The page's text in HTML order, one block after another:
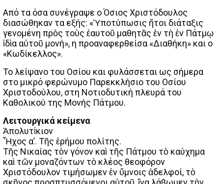
Από τα όσα συνέγραψε ο Όσιος Χριστόδουλος
διασώθηκαν τα εξής: «Ὑποτύπωσις ἤτοι διάταξις
γενομένη πρὸς τοὺς ἐαυτοῦ μαθητᾶς ἐν τὴ ἐν Πάτμῳ
ἰδὶα αὐτοῦ μονή», η προαναφερθείσα «Διαθήκη» και ο
«Κωδίκελλος».
Το λείψανο του Οσίου και φυλάσσεται ως σήμερα
στο μικρό φερώνυμο Παρεκκλήσιο του Οσίου
Χριστοδούλου, στη Νοτιοδυτική πλευρά του
Καθολικού της Μονής Πάτμου.
Λειτουργικά κείμενα
Ἀπολυτίκιον
Ἦχος α’. Τῆς ἐρήμου πολίτης.
Tῆς Νικαίας τὸν γόνον καὶ τῆς Πάτμου τὸ καύχημα
καὶ τῶν μοναζόντων τὸ κλέος θεοφόρον
Χριστόδουλον τιμήσωμεν ἐν ὕμνοις ἀδελφοί, τὸ